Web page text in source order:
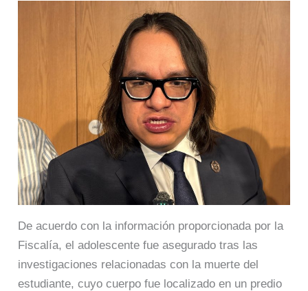
De acuerdo con la información proporcionada por la
Fiscalía, el adolescente fue asegurado tras las
investigaciones relacionadas con la muerte del
estudiante, cuyo cuerpo fue localizado en un predio